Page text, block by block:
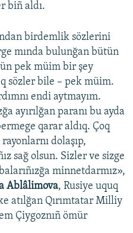
biñ aldı.
birdemlik sözlerini
mında bulunğan bütün
pek müim bir şey
sözler bile – pek müim.
endi aytmayım.
ayırılğan paranı bu ayda
qarar aldıq. Çoq
dolaşıp,
sağ olsun. Sizler ve sizge
minnetdarmız»,
Ablâlimova, Rusiye uquq
atılğan Qırımtatar Milliy
Çiygoznıñ ömür